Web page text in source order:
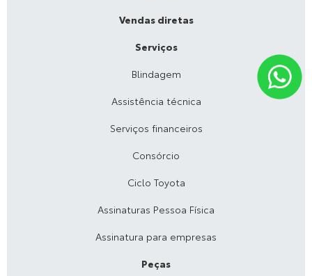
Vendas diretas
Serviços
Blindagem
Assistência técnica
Serviços financeiros
Consórcio
Ciclo Toyota
Assinaturas Pessoa Física
Assinatura para empresas
Peças